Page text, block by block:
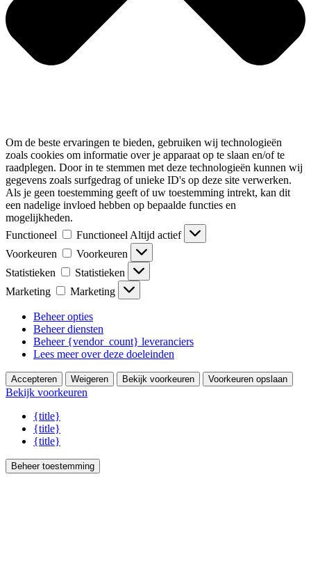
Om de beste ervaringen te bieden, gebruiken wij technologieën
zoals cookies om informatie over je apparaat op te slaan en/of te
raadplegen. Door in te stemmen met deze technologieën kunnen wij
gegevens zoals surfgedrag of unieke ID's op deze site verwerken.
Als je geen toestemming geeft of uw toestemming intrekt, kan dit
een nadelige invloed hebben op bepaalde functies en
mogelijkheden.
Functioneel
Functioneel Altijd actief
Voorkeuren
Voorkeuren
Statistieken
Statistieken
Marketing
Marketing
Beheer opties
Beheer diensten
Beheer {vendor_count} leveranciers
Lees meer over deze doeleinden
Accepteren Weigeren Bekijk voorkeuren Voorkeuren opslaan
Bekijk voorkeuren
{title}
{title}
{title}
Beheer toestemming